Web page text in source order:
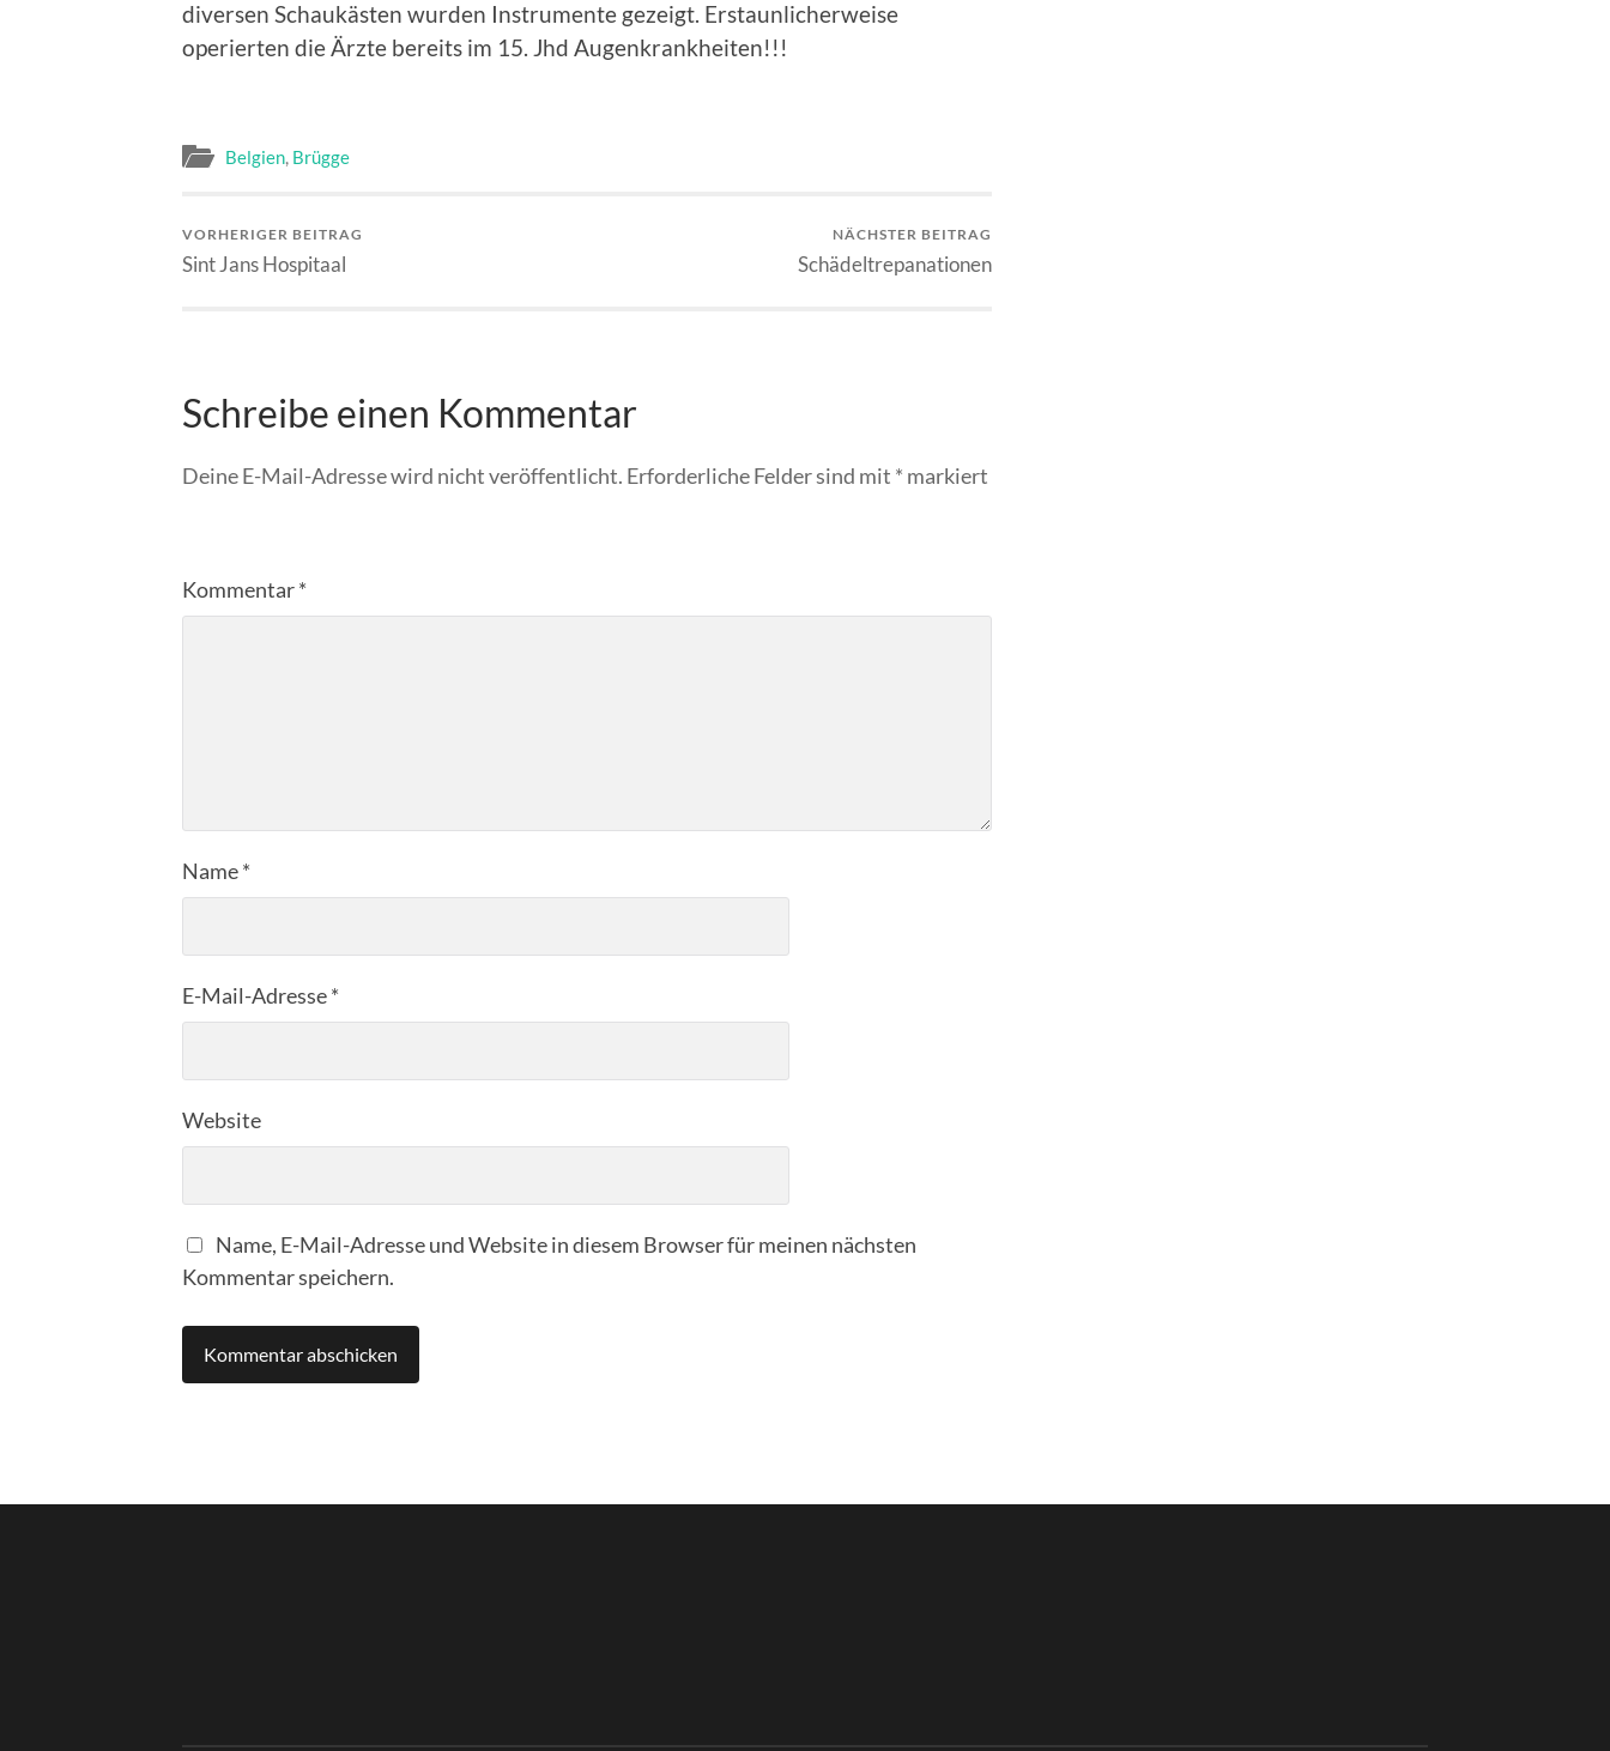
diversen Schaukästen wurden Instrumente gezeigt. Erstaunlicherweise
operierten die Ärzte bereits im 15. Jhd Augenkrankheiten!!!
Belgien, Brügge
VORHERIGER BEITRAG
Sint Jans Hospitaal
NÄCHSTER BEITRAG
Schädeltrepanationen
Schreibe einen Kommentar
Deine E-Mail-Adresse wird nicht veröffentlicht. Erforderliche Felder sind mit * markiert
Kommentar*
Name*
E-Mail-Adresse*
Website
Name, E-Mail-Adresse und Website in diesem Browser für meinen nächsten
Kommentar speichern.